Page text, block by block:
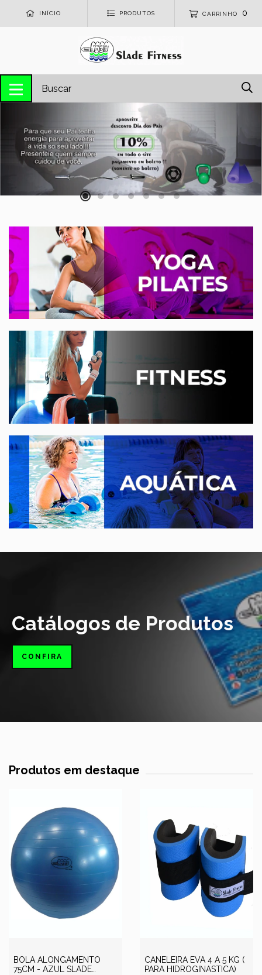
INÍCIO PRODUTOS CARRINHO 0
Catálogos de Produtos
CONFIRA
Produtos em destaque
BOLA ALONGAMENTO
75CM - AZUL SLADE
CANELEIRA EVA 4 A 5 KG (
PARA HIDROGINASTICA)